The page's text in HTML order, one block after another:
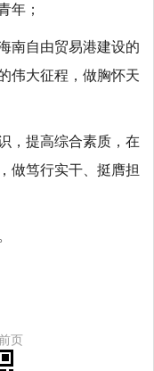
年；
南自由贸易港建设的
伟大征程，做胸怀天
，提高综合素质，在
做笃行实干、挺膺担
页